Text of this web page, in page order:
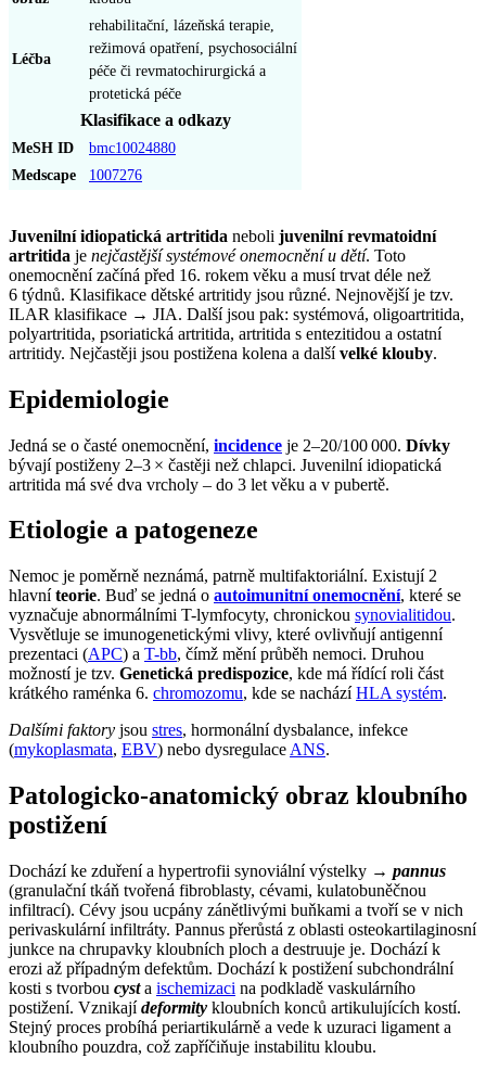
Léčba
rehabilitační, lázeňská terapie,
režimová opatření, psychosociální
péče či revmatochirurgická a
protetická péče
Klasifikace a odkazy
MeSH ID
bmc10024880
Medscape
1007276
Juvenilní idiopatická artritida neboli juvenilní revmatoidní
artritida je nejčastější systémové onemocnění u dětí. Toto
onemocnění začíná před 16. rokem věku a musí trvat déle než
6 týdnů. Klasifikace dětské artritidy jsou různé. Nejnovější je tzv.
ILAR klasifikace → JIA. Další jsou pak: systémová, oligoartritida,
polyartritida, psoriatická artritida, artritida s entezitidou a ostatní
artritidy. Nejčastěji jsou postižena kolena a dalšívelké klouby.
Epidemiologie
Jedná se o časté onemocnění, incidence je 2–20/100 000. Dívky
bývají postiženy 2–3 × častěji než chlapci. Juvenilní idiopatická
artritida má své dva vrcholy – do 3 let věku a v pubertě.
Etiologie a patogeneze
Nemoc je poměrně neznámá, patrně multifaktoriální. Existují 2
hlavníteorie. Buď se jedná o autoimunitní onemocnění, které se
vyznačuje abnormálními T-lymfocyty, chronickou synovialitidou.
Vysvětluje se imunogenetickými vlivy, které ovlivňují antigenní
prezentaci (APC) a T-bb, čímž mění průběh nemoci. Druhou
možností je tzv. Genetická predispozice, kde má řídící roli část
krátkého raménka 6. chromozomu, kde se nacházíHLA systém.
Dalšími faktory jsou stres, hormonální dysbalance, infekce
(mykoplasmata, EBV) nebo dysregulace ANS.
Patologicko-anatomický obraz kloubního
postižení
Dochází ke zduření a hypertrofii synoviální výstelky → pannus
(granulační tkáň tvořená fibroblasty, cévami, kulatobuněčnou
infiltrací). Cévy jsou ucpány zánětlivými buňkami a tvoří se v nich
perivaskulární infiltráty. Pannus přerůstá z oblasti osteokartilaginosní
junkce na chrupavky kloubních ploch a destruuje je. Dochází k
erozi až případným defektům. Dochází k postižení subchondrální
kosti s tvorbou cysta ischemizaci na podkladě vaskulárního
postižení. Vznikajídeformity kloubních konců artikulujících kostí.
Stejný proces probíhá periartikulárně a vede k uzuraci ligament a
kloubního pouzdra, což zapříčiňuje instabilitu kloubu.